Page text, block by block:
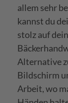
allem sehr
kannst du
stolz auf
Alternative
Bildschirm
Arbeit, wo